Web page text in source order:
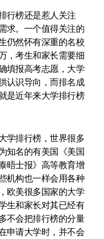
行榜还是惹人关注
求。一个值得关注的
仍然怀有深重的名校
，考生和家长需要细
填报高考志愿，大学
认识导向，而排名成
是近年来大学排行榜
学排行榜，世界很多
知名的有美国《美国
晤士报》高等教育增
机构也一样会用各种
欧美很多国家的大学
生和家长对其已经有
不会把排行榜的分量
申请大学时，并不会